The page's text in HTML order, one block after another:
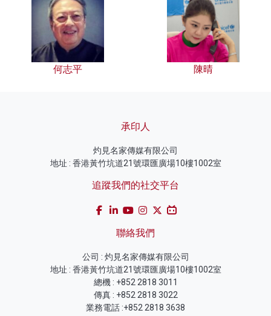
何志平 陳晴
承印人
灼見名家傳媒有限公司
地址 : 香港黃竹坑道21號環匯廣場10樓1002室
追蹤我們的社交平台
聯絡我們
公司 : 灼見名家傳媒有限公司
地址 : 香港黃竹坑道21號環匯廣場10樓1002室
總機 : +852 2818 3011
傳真 : +852 2818 3022
業務電話 :+852 2818 3638